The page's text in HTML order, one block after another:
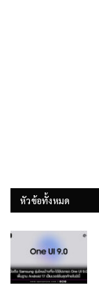
หัวข้อทั้งหมด